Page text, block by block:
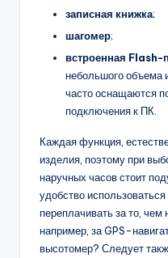
записная книжка;
шагомер;
встроенная Flash-
небольшого объема
часто оснащаются
подключения к ПК.
Каждая функция,
изделия, поэтому при
наручных часов стоит
удобство
переплачивать за то, чем
например, за GPS-
высотомер? Следует